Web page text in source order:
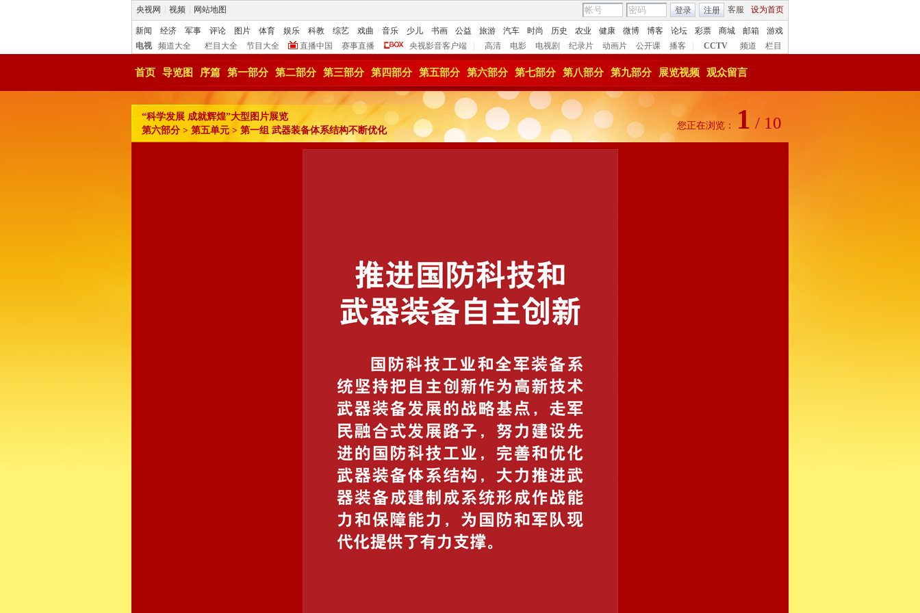
央视网 视频 网站地图 客服 设为首页
登录 注册
新闻 经济 军事 评论 图片 体育 娱乐 科教 综艺 戏曲 音乐 少儿 书画 公益 旅游 汽车 时尚 历史 农业 健康 微博 博客 论坛 彩票 商城 邮箱
游戏
电视
频道大全 栏目大全 节目大全 直播中国 赛事直播 央视影音客户端 高清 电影 电视剧 纪录片 动画片 公开课 播客 CCTV 频道 栏目
首页 导览图 序篇 第一部分 第二部分 第三部分 第四部分 第五部分 第六部分 第七部分 第八部分 第九部分 展览视频 观众留言
“科学发展 成就辉煌”大型图片展览
第六部分 > 第五单元 > 第一组 武器装备体系结构不断优化
您正在浏览： 1 / 10